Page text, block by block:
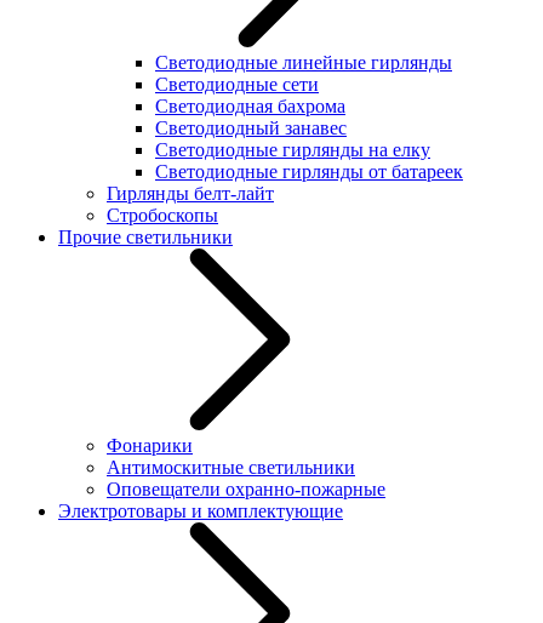
Светодиодные линейные гирлянды
Светодиодные сети
Светодиодная бахрома
Светодиодный занавес
Светодиодные гирлянды на елку
Светодиодные гирлянды от батареек
Гирлянды белт-лайт
Стробоскопы
Прочие светильники
Фонарики
Антимоскитные светильники
Оповещатели охранно-пожарные
Электротовары и комплектующие